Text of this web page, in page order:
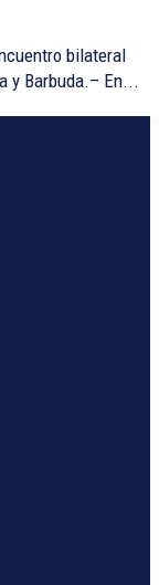
bilateral
John, Antigua y Barbuda.– En...